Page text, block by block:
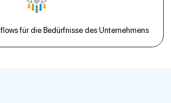
für die Bedürfnisse des Unternehmens